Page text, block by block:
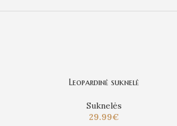
Leopardinė suknelė
Suknelės
29.99€